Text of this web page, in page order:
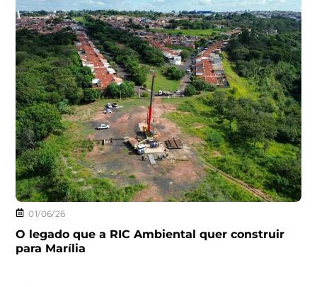
01/06/26
O legado que a RIC Ambiental quer construir
para Marília